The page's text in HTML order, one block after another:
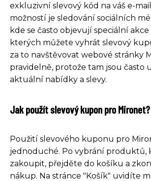
exkluzivní slevový kód na váš e-
možností je sledování sociálních
kde se často objevují speciální akce
kterých můžete vyhrát slevový
za to navštěvovat webové stránky
pravidelně, protože tam jsou často
aktuální nabídky a slevy.
Jak použít slevový kupon pro Mironet?
Použití slevového kuponu pro
jednoduché. Po vybrání produktů,
zakoupit, přejděte do košíku a
nákup. Na stránce "Košík" uvidíte